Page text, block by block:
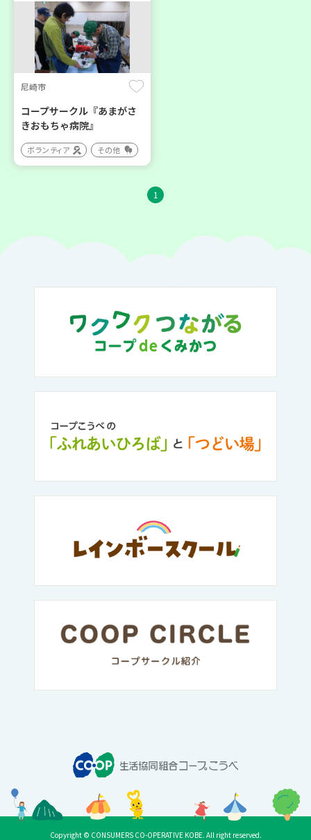
尼崎市
コープサークル『あまがさ
きおもちゃ病院』
ボランティア その他
1
Copyright © CONSUMERS CO-OPERATIVE KOBE. All right reserved.